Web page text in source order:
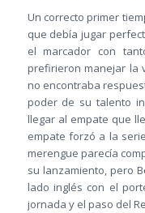
Un correcto primer
que debía jugar
el marcador con
prefirieron manejar la
no encontraba
poder de su talento
llegar al empate que
empate forzó a la
merengue parecía
su lanzamiento, pero
lado inglés con el
jornada y el paso del